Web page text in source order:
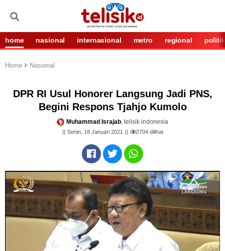
home nasional internasional metro regional politik
Home Nasional
DPR RI Usul Honorer Langsung Jadi PNS,
Begini Respons Tjahjo Kumolo
Muhammad Israjab, telisik indonesia
Senin, 18 Januari 2021 2704dilihat